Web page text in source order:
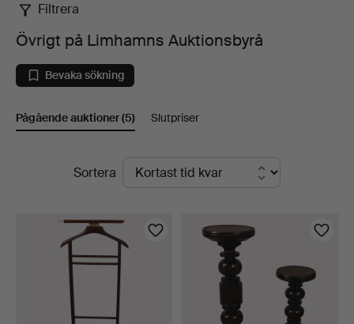
Övrigt
på
Limhamns
Auktionsbyrå
Filtrera
Övrigt på Limhamns Auktionsbyrå
Bevaka sökning
Pågående auktioner(5) Slutpriser
PågåendeSortera